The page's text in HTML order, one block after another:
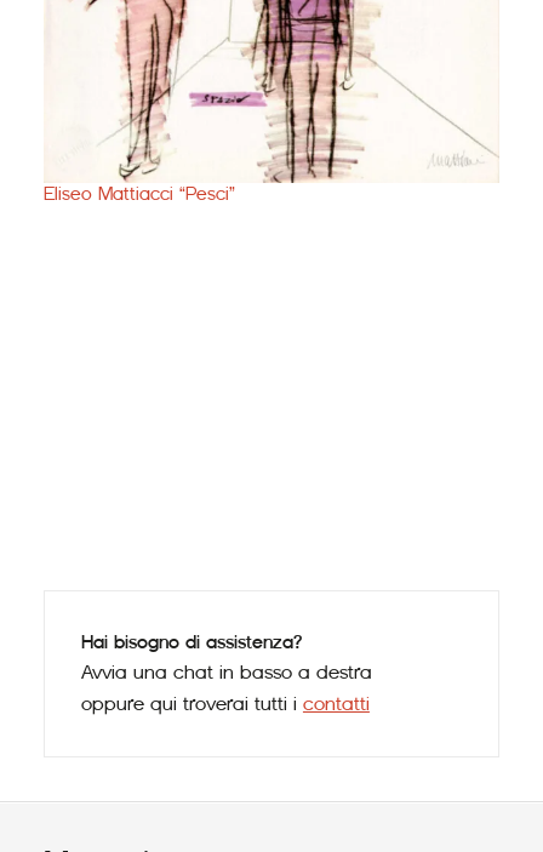
Eliseo Mattiacci “Pesci”
Hai bisogno di assistenza?
Avvia una chat in basso a destra
oppure qui troverai tutti i contatti